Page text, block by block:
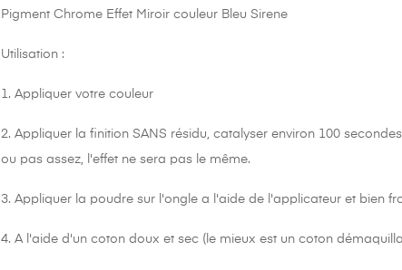
Pigment Chrome Effet Miroir couleur Bleu Sirene
Utilisation :
1. Appliquer votre couleur
2. Appliquer la finition SANS résidu, catalyser environ 100
ou pas assez, l'effet ne sera pas le même.
3. Appliquer la poudre sur l'ongle a l'aide de l'applicateur et bien
4. A l'aide d'un coton doux et sec (le mieux est un coton